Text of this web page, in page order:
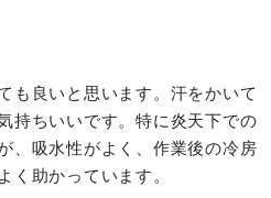
も良いと思います。汗をかいて
持ちいいです。特に炎天下での
、吸水性がよく、作業後の冷房
く助かっています。